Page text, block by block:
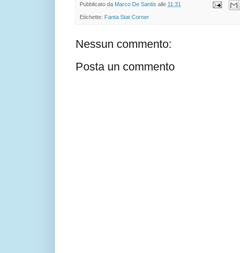
Pubblicato da Marco De Santis alle 11:31
Etichette: Fanta Stat Corner
Nessun commento:
Posta un commento